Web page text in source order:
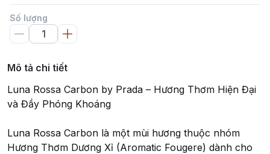
Số lượng
Mô tả chi tiết
Luna Rossa Carbon by Prada – Hương Thơm Hiện Đại
và Đầy Phóng Khoáng
Luna Rossa Carbon là một mùi hương thuộc nhóm
Hương Thơm Dương Xỉ (Aromatic Fougere) dành cho